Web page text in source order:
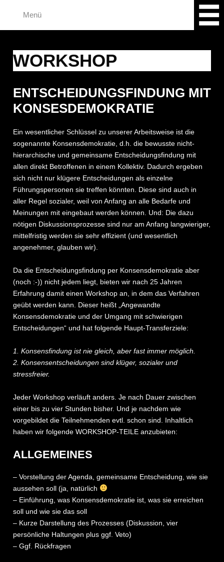
Menü
WORKSHOP
ENTSCHEIDUNGSFINDUNG MIT
KONSESDEMOKRATIE
Ein wesentlicher Schlüssel zu unserer Arbeitsweise ist die
sogenannte Konsensdemokratie, d.h. die bewusste nicht-
hierarchische und gemeinsame Entscheidungsfindung mit
allen direkt Betroffenen in einem Kollektiv. Dadurch ergeben
sich nicht nur klügere Entscheidungen als einzelne
Führungspersonen sie treffen könnten. Diese sind auch in
aller Regel sozialer, weil von Anfang an alle Bedarfe und
Meinungen mit eingebaut werden können. Und: Die dazu
nötigen Diskussionsprozesse sind nur am Anfang langwieriger,
mittelfristig werden sie sehr effizient (und wesentlich
angenehmer, glauben wir).
Da die Entscheidungsfindung per Konsensdemokratie aber
(noch :-)) nicht jedem liegt, bieten wir nach 25 Jahren
Erfahrung damit einen Workshop an, in dem das Verfahren
geübt werden kann. Dieser heißt „Angewandte
Konsensdemokratie und der Umgang mit schwierigen
Entscheidungen“ und hat folgende Haupt-Transferziele:
1. Konsensfindung ist nie gleich, aber fast immer möglich.
2. Konsensentscheidungen sind klüger, sozialer und
stressfreier.
Jeder Workshop verläuft anders. Je nach Dauer zwischen
einer bis zu vier Stunden bisher. Und je nachdem wie
vorgebildet die Teilnehmenden evtl. schon sind. Inhaltlich
haben wir folgende WORKSHOP-TEILE anzubieten:
ALLGEMEINES
– Vorstellung der Agenda, gemeinsame Entscheidung, wie sie
aussehen soll (ja, natürlich
– Einführung, was Konsensdemokratie ist, was sie erreichen
soll und wie sie das soll
– Kurze Darstellung des Prozesses (Diskussion, vier
persönliche Haltungen plus ggf. Veto)
– Ggf. Rückfragen